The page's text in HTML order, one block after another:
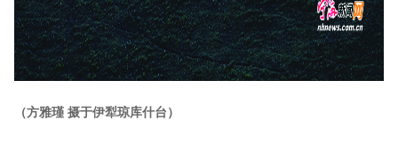
（方雅瑾 摄于伊犁琼库什台）